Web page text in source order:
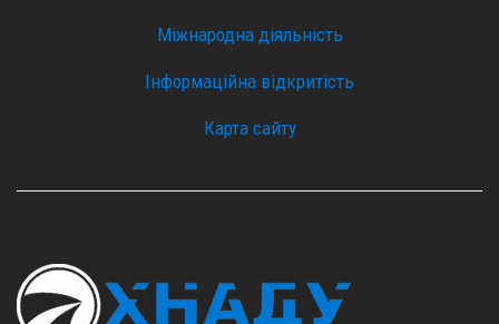
Міжнародна діяльність
Інформаційна відкритість
Карта сайту